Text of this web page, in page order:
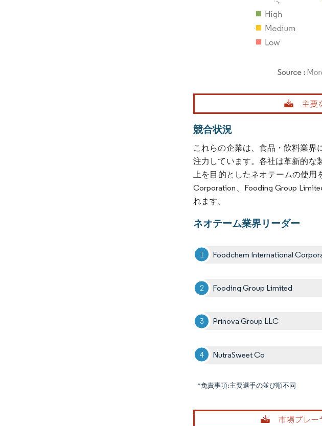
画像 © Mordor Intelligence。再利用にはCC
競合状況
これらの企業は、食品・飲料業界
注力しています。各社は革新的な
上を目的としたネオテームの使
Corporation、Fooding Group
れます。
ネオテーム業界リーダー
Foodchem International
Fooding Group Limited
Prinova Group LLC
NutraSweet Co
*免責事項:主要選手の並び順不同